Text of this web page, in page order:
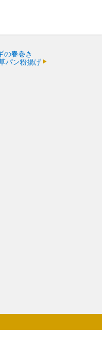
の春巻き
パン粉揚げ